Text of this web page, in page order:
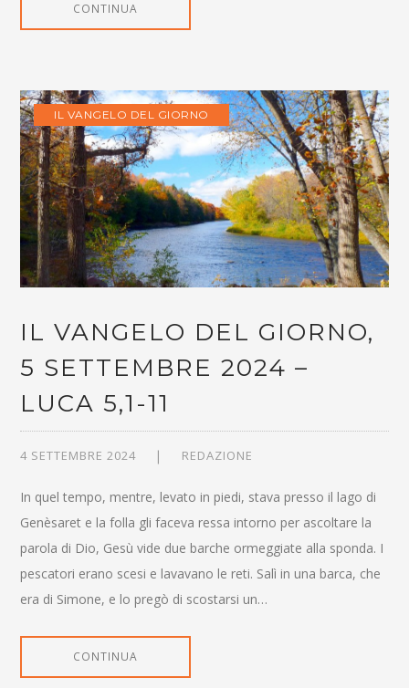
CONTINUA
IL VANGELO DEL GIORNO
IL VANGELO DEL GIORNO,
5 SETTEMBRE 2024 –
LUCA 5,1-11
4 SETTEMBRE 2024 REDAZIONE
In quel tempo, mentre, levato in piedi, stava presso il lago di
Genèsaret e la folla gli faceva ressa intorno per ascoltare la
parola di Dio, Gesù vide due barche ormeggiate alla sponda. I
pescatori erano scesi e lavavano le reti. Salì in una barca, che
era di Simone, e lo pregò di scostarsi un…
CONTINUA